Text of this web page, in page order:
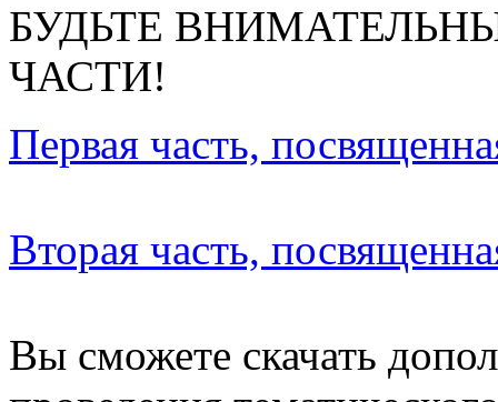
БУДЬТЕ
ЧАСТИ!
Первая часть,
Вторая часть,
Вы сможете скачать